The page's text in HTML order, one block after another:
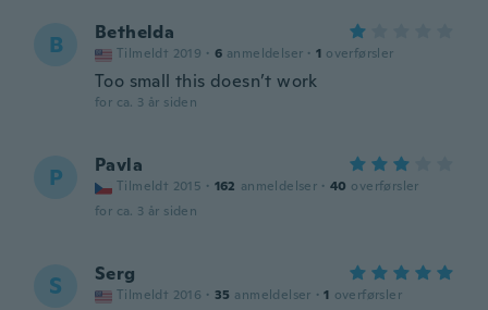
B Bethelda
Tilmeldt 2019 · 6 anmeldelser · 1 overførsler
Too small this doesn’t work
for ca. 3 år siden
P Pavla
Tilmeldt 2015 · 162 anmeldelser · 40 overførsler
for ca. 3 år siden
S Serg
Tilmeldt 2016 · 35 anmeldelser · 1 overførsler